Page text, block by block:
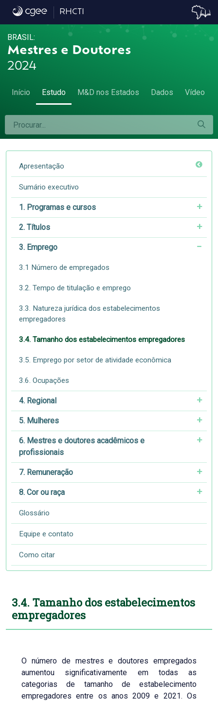
3.4. Tamanho dos estabelecimentos
RHCTI
BRASIL:
Mestres e Doutores
2024
Início Estudo M&D nos Estados Dados Vídeo
Apresentação
Sumário executivo
1. Programas e cursos
2. Títulos
3. Emprego
3.1 Número de empregados
3.2. Tempo de titulação e emprego
3.3. Natureza jurídica dos estabelecimentos
empregadores
3.4. Tamanho dos estabelecimentos empregadores
3.5. Emprego por setor de atividade econômica
3.6. Ocupações
4. Regional
5. Mulheres
6. Mestres e doutores acadêmicos e
profissionais
7. Remuneração
8. Cor ou raça
Glossário
Equipe e contato
Como citar
3.4. Tamanho dos estabelecimentos
empregadores
O número de mestres e doutores empregados
aumentou significativamente em todas as
categorias de tamanho de estabelecimento
empregadores entre os anos 2009 e 2021. Os